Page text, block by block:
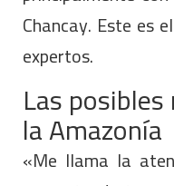
Chancay. Este es
expertos.
Las
la Amazonía
«Me llama la